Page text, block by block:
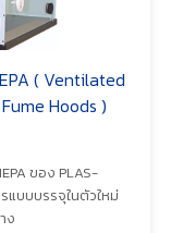
( Ventilated
Hoods )
ของ PLAS-
บบบรรจุในตัวใหม่
ง